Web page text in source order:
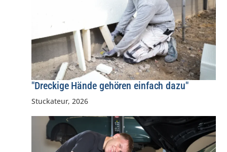
"Dreckige Hände gehören einfach dazu"
Stuckateur,2026